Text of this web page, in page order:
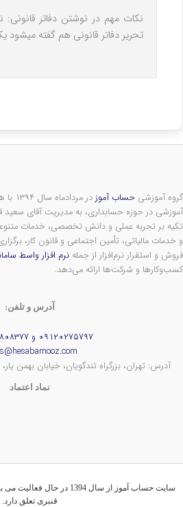
نکات مهم در نوشتن دفاتر قانونی:
تحریر دفاتر قانونی هم گفته می‎شود یکی از وظایف مهم […]
گروه آموزشی حساب آموز
در
آموزشی در حوزه حسابداری، به مدیریت آقای
تکیه بر تجربه عملی و دانش تخصصی، خدمات
و خدمات مالیاتی، تأمین اجتماعی و قانون کار،
فروش و استقرار نرم‌افزار از جمله نرم افزار واسط
کسب‌وکارها و شرکت‌ها ارائه می‌دهد.
آدرس و تلفن:
۰۹۱۲۰۲۷۵۷۹۷ و ۸۲۸۰۸۳۷۷ - ۰۲۱
آدرس: تهران، بزرگراه تندگویان، خیابان بهمن یار،
نماد اعتماد
سایت حساب آموز از سال 1394
قنبری تعلق دارد.